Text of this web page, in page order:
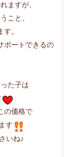
ますが、
こと。
。
ポートできるの
た子は
の価格で
す
いね♪